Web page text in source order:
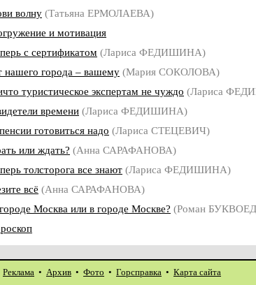
волну (Татьяна ЕРМОЛАЕВА)
и мотивация
с сертификатом (Лариса ФЕДИШИНА)
нашего города – вашему (Мария СОКОЛОВА)
туристическое экспертам не чуждо (Лариса
времени (Лариса ФЕДИШИНА)
готовиться надо (Лариса СТЕЦЕВИЧ)
или ждать? (Анна САРАФАНОВА)
толсторога все знают (Лариса ФЕДИШИНА)
всё (Анна САРАФАНОВА)
Москва или в городе Москве? (Роман
Реклама • Архив • Фото • Горсправка • Карта сайта